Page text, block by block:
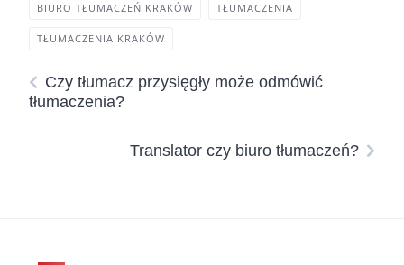
BIURO TŁUMACZEŃ KRAKÓW TŁUMACZENIA
TŁUMACZENIA KRAKÓW
Czy tłumacz przysięgły może odmówić
tłumaczenia?
Translator czy biuro tłumaczeń?